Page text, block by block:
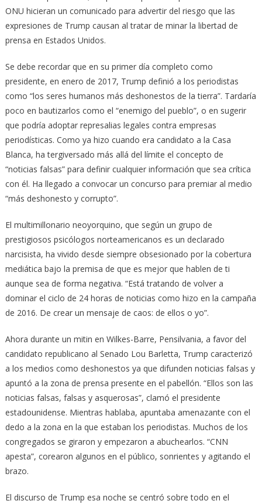
ONU hicieran un comunicado para advertir del riesgo que las
expresiones de Trump causan al tratar de minar la libertad de
prensa en Estados Unidos.
Se debe recordar que en su primer día completo como
presidente, en enero de 2017, Trump definió a los periodistas
como “los seres humanos más deshonestos de la tierra”. Tardaría
poco en bautizarlos como el “enemigo del pueblo”, o en sugerir
que podría adoptar represalias legales contra empresas
periodísticas. Como ya hizo cuando era candidato a la Casa
Blanca, ha tergiversado más allá del límite el concepto de
“noticias falsas” para definir cualquier información que sea crítica
con él. Ha llegado a convocar un concurso para premiar al medio
“más deshonesto y corrupto”.
El multimillonario neoyorquino, que según un grupo de
prestigiosos psicólogos norteamericanos es un declarado
narcisista, ha vivido desde siempre obsesionado por la cobertura
mediática bajo la premisa de que es mejor que hablen de ti
aunque sea de forma negativa. “Está tratando de volver a
dominar el ciclo de 24 horas de noticias como hizo en la campaña
de 2016. De crear un mensaje de caos: de ellos o yo”.
Ahora durante un mitin en Wilkes-Barre, Pensilvania, a favor del
candidato republicano al Senado Lou Barletta, Trump caracterizó
a los medios como deshonestos ya que difunden noticias falsas y
apuntó a la zona de prensa presente en el pabellón. “Ellos son las
noticias falsas, falsas y asquerosas”, clamó el presidente
estadounidense. Mientras hablaba, apuntaba amenazante con el
dedo a la zona en la que estaban los periodistas. Muchos de los
congregados se giraron y empezaron a abuchearlos. “CNN
apesta”, corearon algunos en el público, sonrientes y agitando el
brazo.
El discurso de Trump esa noche se centró sobre todo en el